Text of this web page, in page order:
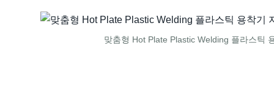
맞춤형 Hot Plate Plastic Welding 플라스틱